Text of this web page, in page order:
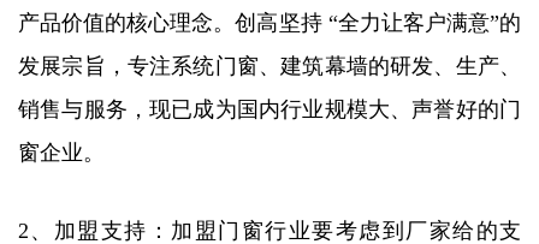
产品价值的核心理念。创高坚持 “全力让客户满意”的
发展宗旨，专注系统门窗、建筑幕墙的研发、生产、
销售与服务，现已成为国内行业规模大、声誉好的门
窗企业。
2、加盟支持：加盟门窗行业要考虑到厂家给的支